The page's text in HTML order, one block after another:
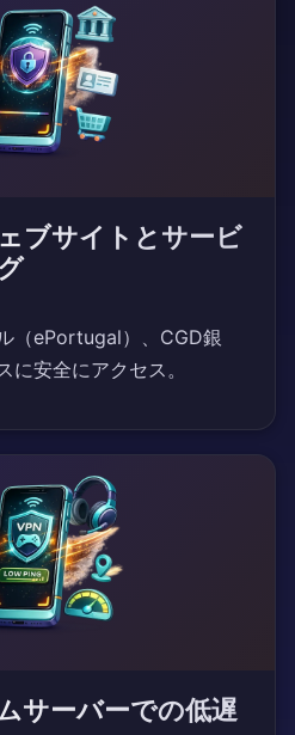
ブサイトとサービ
（ePortugal）、CGD銀
に安全にアクセス。
サーバーでの低遅